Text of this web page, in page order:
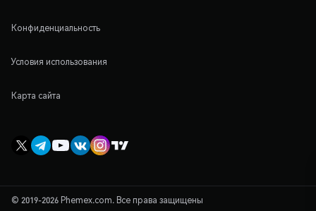
Конфиденциальность
Условия использования
Карта сайта
© 2019-2026 Phemex.com. Все права защищены